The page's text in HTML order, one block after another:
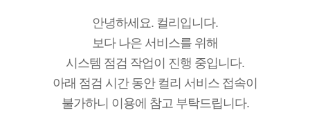
안녕하세요. 컬리입니다.
보다 나은 서비스를 위해
시스템 점검 작업이 진행 중입니다.
아래 점검 시간 동안 컬리 서비스 접속이
불가하니 이용에 참고 부탁드립니다.